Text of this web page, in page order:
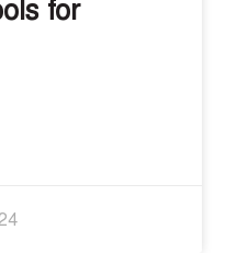
for